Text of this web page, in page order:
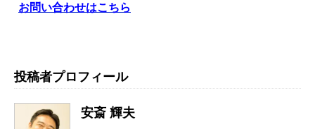
お問い合わせはこちら
投稿者プロフィール
安斎 輝夫